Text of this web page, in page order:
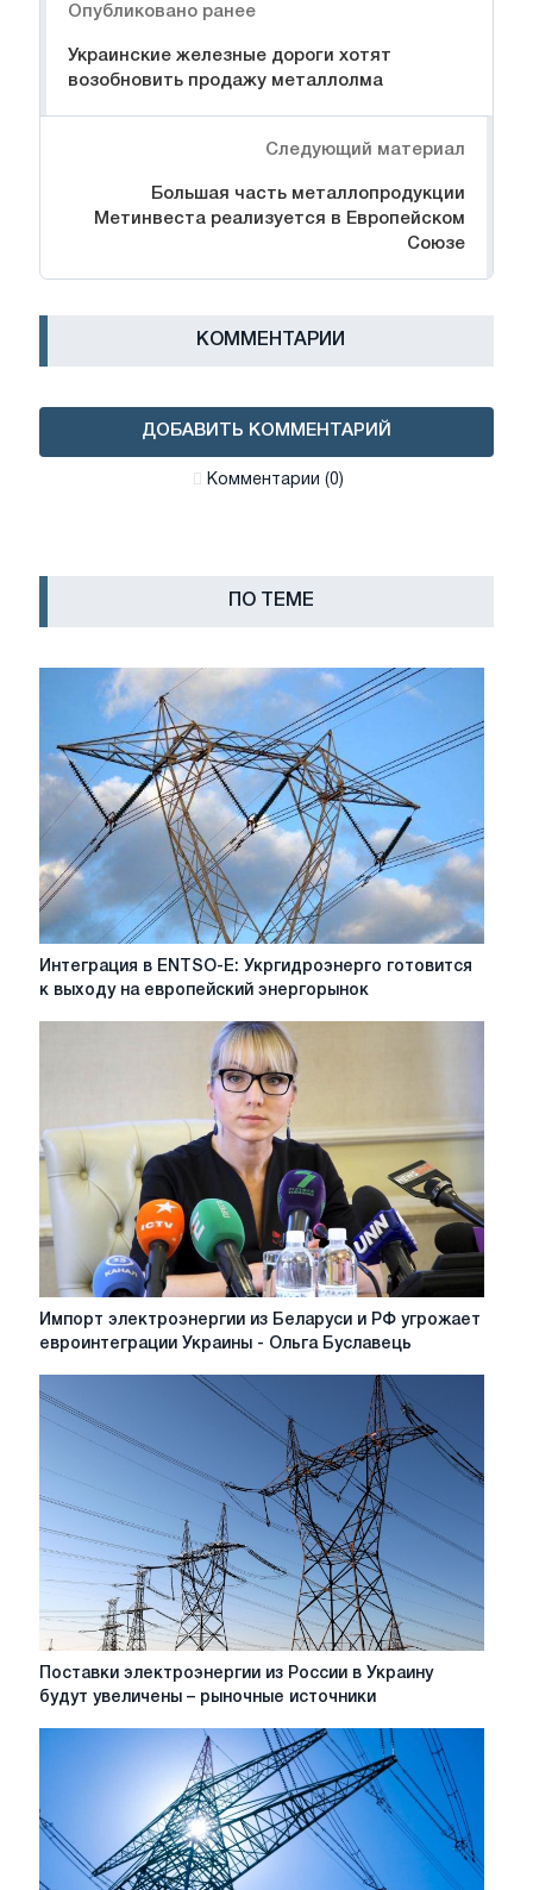
Опубликовано ранее
Украинские железные дороги хотят
возобновить продажу металлолма
Следующий материал
Большая часть металлопродукции
Метинвеста реализуется в Европейском
Союзе
КОММЕНТАРИИ
ДОБАВИТЬ КОММЕНТАРИЙ
Комментарии (0)
ПО ТЕМЕ
Интеграция
выходу
на
европейский
энергорынок
Интеграция в ENTSO-E: Укргидроэнерго готовится
к выходу на европейский энергорынок
Импорт
угрожает
евроинтеграции
Украины
-
Ольга
Буславець
Импорт электроэнергии из Беларуси и РФ угрожает
евроинтеграции Украины - Ольга Буславець
Поставки
электроэнергии
будут
увеличены
Поставки электроэнергии из России в Украину
будут увеличены – рыночные источники